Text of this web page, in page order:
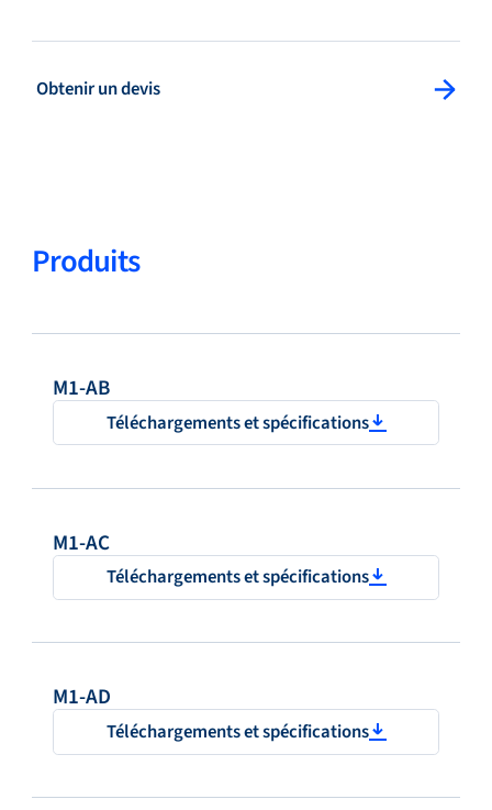
Obtenir un devis: Obtenir un devis
Produits
M1-AB
Téléchargements et spécifications
M1-AC
Téléchargements et spécifications
M1-AD
Téléchargements et spécifications